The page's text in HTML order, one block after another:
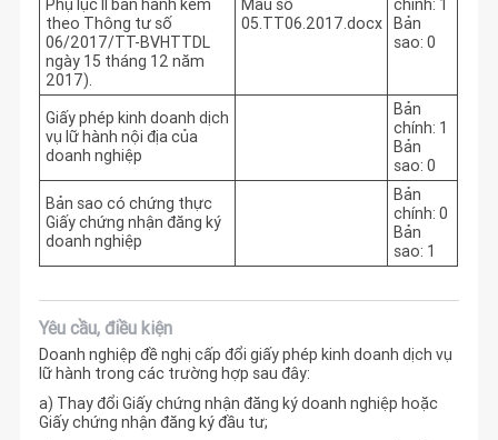
Phụ lục II ban hành kèm
theo Thông tư số
06/2017/TT-BVHTTDL
ngày 15 tháng 12 năm
2017).
Mẫu số
05.TT06.2017.docx
chính: 1
Bản
sao: 0
Giấy phép kinh doanh dịch
vụ lữ hành nội địa của
doanh nghiệp
Bản
chính: 1
Bản
sao: 0
Bản sao có chứng thực
Giấy chứng nhận đăng ký
doanh nghiệp
Bản
chính: 0
Bản
sao: 1
Yêu cầu, điều kiện
Doanh nghiệp đề nghị cấp đổi giấy phép kinh doanh dịch vụ
lữ hành trong các trường hợp sau đây:
a) Thay đổi Giấy chứng nhận đăng ký doanh nghiệp hoặc
Giấy chứng nhận đăng ký đầu tư;